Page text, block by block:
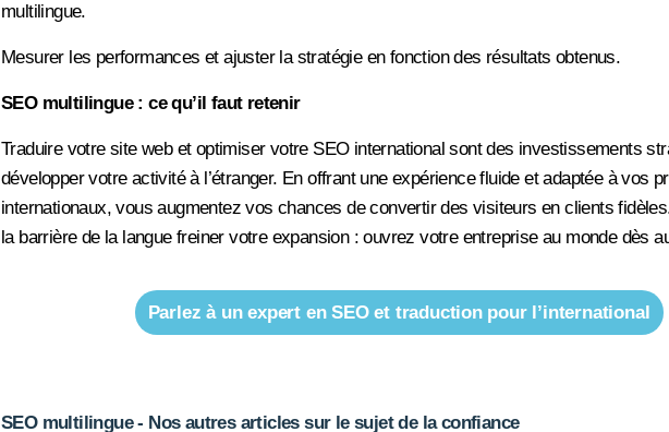
multilingue.
Mesurer les performances et ajuster la stratégie en fonction des résultats obtenus.
SEO multilingue : ce qu’il faut retenir
Traduire votre site web et optimiser votre SEO international sont des investissements
développer votre activité à l’étranger. En offrant une expérience fluide et adaptée à vos
internationaux, vous augmentez vos chances de convertir des visiteurs en clients
la barrière de la langue freiner votre expansion : ouvrez votre entreprise au monde dès
Parlez à un expert en SEO et traduction pour l’international
SEO multilingue - Nos autres articles sur le sujet de la confiance